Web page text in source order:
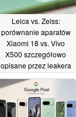
Leica vs. Zeiss:
porównanie aparatów
Xiaomi 18 vs. Vivo
X500 szczegółowo
opisane przez leakera
05/06/2026